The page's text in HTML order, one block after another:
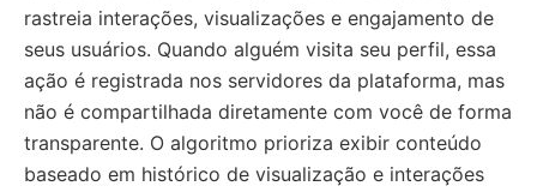
rastreia interações, visualizações e engajamento de
seus usuários. Quando alguém visita seu perfil, essa
ação é registrada nos servidores da plataforma, mas
não é compartilhada diretamente com você de forma
transparente. O algoritmo prioriza exibir conteúdo
baseado em histórico de visualização e interações